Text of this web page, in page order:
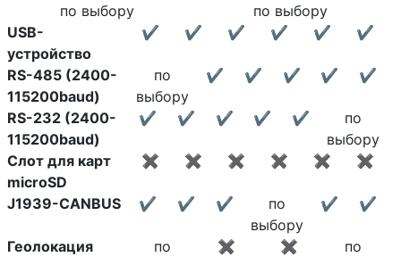
по выбору
по выбору
USB-
устройство
✔ ✔ ✔ ✔ ✔ ✔
RS-485 (2400-
115200baud)
по
выбору
✔ ✔ ✔ ✔ ✔
RS-232 (2400-
115200baud)
✔ ✔ ✔ ✔ ✔
по
выбору
Слот для карт
microSD
✖ ✖ ✖ ✖ ✖ ✖
J1939-CANBUS ✔ ✔ ✔
по
выбору
✔ ✔
Геолокация
по
✖ ✖
по